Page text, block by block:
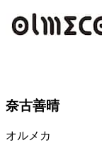
奈古善晴
オルメカ